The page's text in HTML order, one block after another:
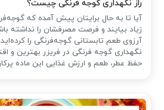
راز نگهداری گوجه فرنگی چیست؟
آیا تا به حال برایتان پیش آمده که
زیاد بیایند و فرصت مصرفشان را نداشته
آرزوی طعم تابستانی گوجه‌فرنگی را
نگهداری گوجه فرنگی در فریزر بهترین و
حفظ عطر، طعم و ارزش غذایی این ماده